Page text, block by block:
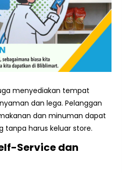
menyediakan tempat
dan lega. Pelanggan
dan minuman dapat
tanpa harus keluar store.
Service dan